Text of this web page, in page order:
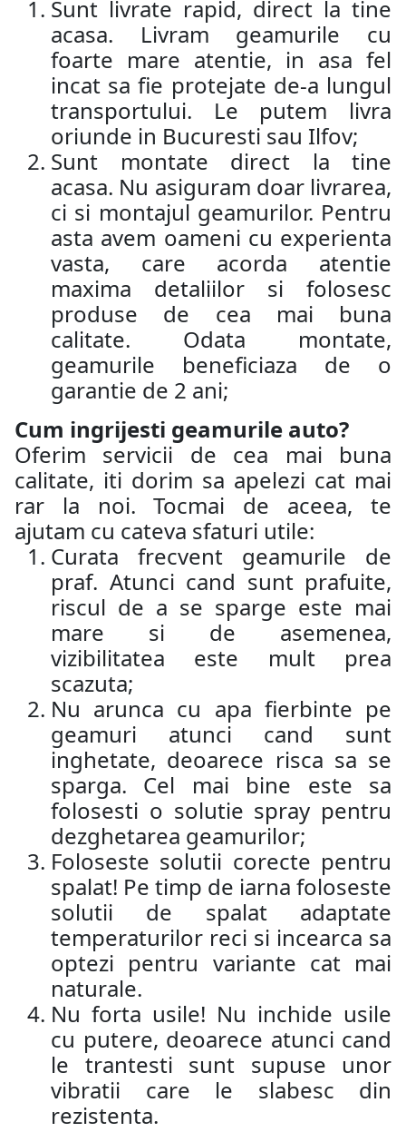
Sunt livrate rapid, direct la tine
acasa. Livram geamurile cu
foarte mare atentie, in asa fel
incat sa fie protejate de-a lungul
transportului. Le putem livra
oriunde in Bucuresti sau Ilfov;
Sunt montate direct la tine
acasa. Nu asiguram doar livrarea,
ci si montajul geamurilor. Pentru
asta avem oameni cu experienta
vasta, care acorda atentie
maxima detaliilor si folosesc
produse de cea mai buna
calitate. Odata montate,
geamurile beneficiaza de o
garantie de 2 ani;
Cum ingrijesti geamurile auto?
Oferim servicii de cea mai buna
calitate, iti dorim sa apelezi cat mai
rar la noi. Tocmai de aceea, te
ajutam cu cateva sfaturi utile:
Curata frecvent geamurile de
praf. Atunci cand sunt prafuite,
riscul de a se sparge este mai
mare si de asemenea,
vizibilitatea este mult prea
scazuta;
Nu arunca cu apa fierbinte pe
geamuri atunci cand sunt
inghetate, deoarece risca sa se
sparga. Cel mai bine este sa
folosesti o solutie spray pentru
dezghetarea geamurilor;
Foloseste solutii corecte pentru
spalat! Pe timp de iarna foloseste
solutii de spalat adaptate
temperaturilor reci si incearca sa
optezi pentru variante cat mai
naturale.
Nu forta usile! Nu inchide usile
cu putere, deoarece atunci cand
le trantesti sunt supuse unor
vibratii care le slabesc din
rezistenta.